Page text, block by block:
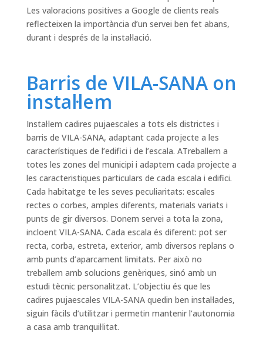
Les valoracions positives a Google de clients reals
reflecteixen la importància d’un servei ben fet abans,
durant i després de la instal·lació.
Barris de VILA-SANA on
instal·lem
Instal·lem cadires pujaescales a tots els districtes i
barris de VILA-SANA, adaptant cada projecte a les
característiques de l’edifici i de l’escala. ATreballem a
totes les zones del municipi i adaptem cada projecte a
les caracteristiques particulars de cada escala i edifici.
Cada habitatge te les seves peculiaritats: escales
rectes o corbes, amples diferents, materials variats i
punts de gir diversos. Donem servei a tota la zona,
incloent VILA-SANA. Cada escala és diferent: pot ser
recta, corba, estreta, exterior, amb diversos replans o
amb punts d’aparcament limitats. Per això no
treballem amb solucions genèriques, sinó amb un
estudi tècnic personalitzat. L’objectiu és que les
cadires pujaescales VILA-SANA quedin ben instal·lades,
siguin fàcils d’utilitzar i permetin mantenir l’autonomia
a casa amb tranquil·litat.